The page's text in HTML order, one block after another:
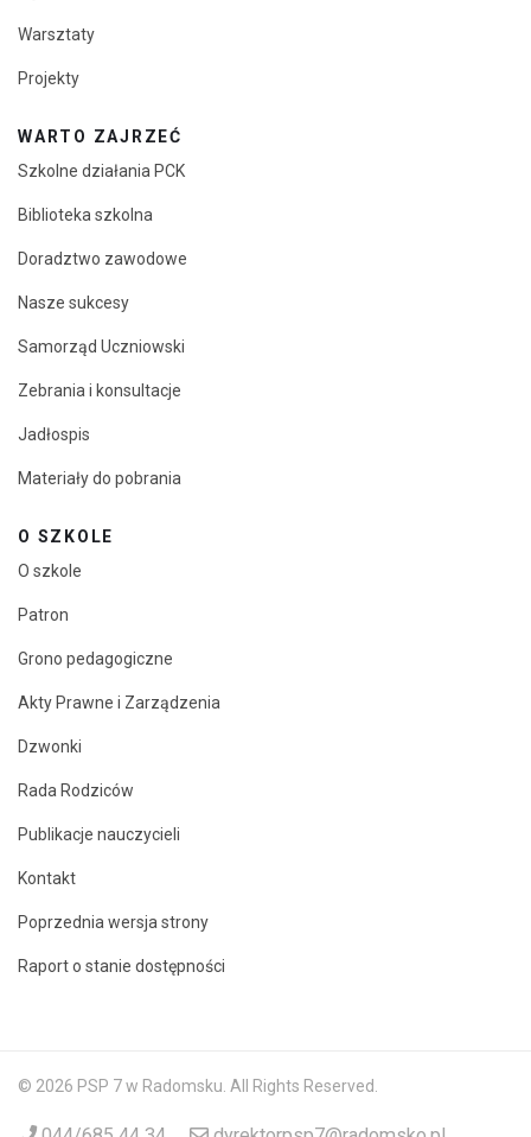
Warsztaty
Projekty
WARTO ZAJRZEĆ
Szkolne działania PCK
Biblioteka szkolna
Doradztwo zawodowe
Nasze sukcesy
Samorząd Uczniowski
Zebrania i konsultacje
Jadłospis
Materiały do pobrania
O SZKOLE
O szkole
Patron
Grono pedagogiczne
Akty Prawne i Zarządzenia
Dzwonki
Rada Rodziców
Publikacje nauczycieli
Kontakt
Poprzednia wersja strony
Raport o stanie dostępności
© 2026 PSP 7 w Radomsku. All Rights Reserved.